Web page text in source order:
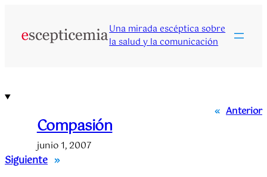
contenido
Una mirada escéptica sobre
la salud y la comunicación
« Anterior
Compasión
junio 1, 2007
Siguiente »